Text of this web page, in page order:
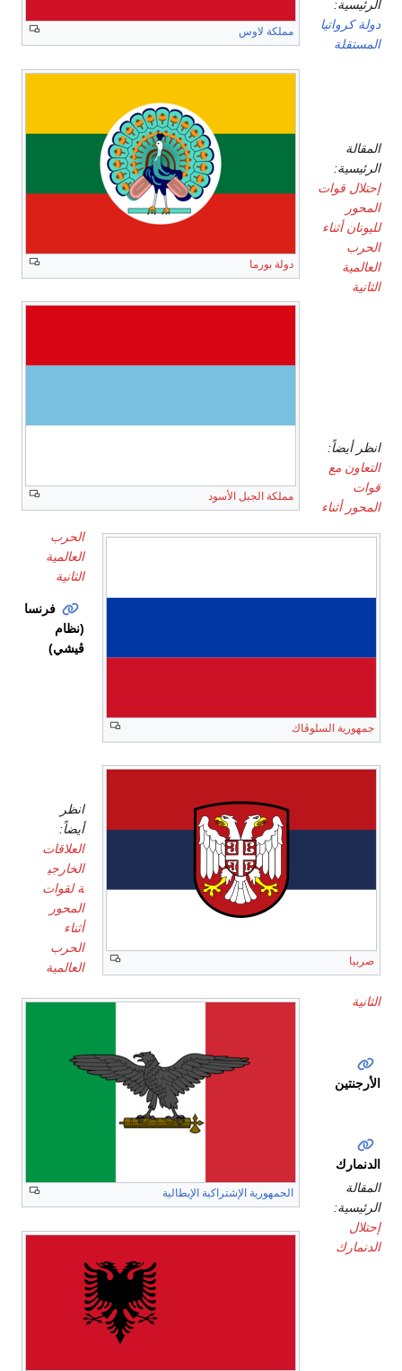
مملكة لاوس
دولة بورما
مملكة الجبل الأسود
جمهورية السلوڤاك
صربيا
الجمهورية الإشتراكية الإيطالية
الرئيسية:
دولة كرواتيا
المستقلة
المقالة
الرئيسية:
إحتلال قوات
المحور
لليونان أثناء
الحرب
العالمية
الثانية
المتعاونة
انظر أيضاً:
التعاون مع
قوات
المحور أثناء
الحرب
العالمية
الثانية
فرنسا
(نظام
ڤيشي)
حالات
انظر
أيضاً:
العلاقات
الخارجي
ة لقوات
المحور
أثناء
الحرب
العالمية
الثانية
الأرجنتين
الدنمارك
المقالة
الرئيسية:
إحتلال
الدنمارك